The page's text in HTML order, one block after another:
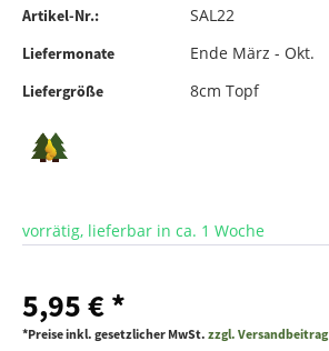
Artikel-Nr.:
SAL22
Liefermonate Ende März - Okt.
Liefergröße 8cm Topf
vorrätig, lieferbar in ca. 1 Woche
5,95 € *
*Preise inkl. gesetzlicher MwSt. zzgl. Versandbeitrag